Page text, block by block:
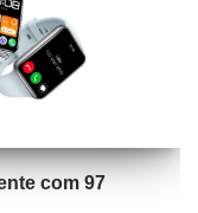
com 97